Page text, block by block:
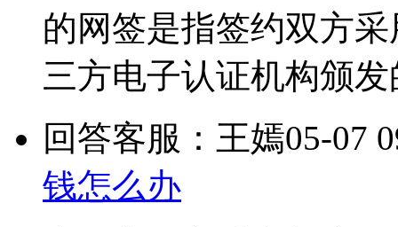
的网签是指签约双方
三方电子认证机构颁
回答客服：王嫣05-07
钱怎么办